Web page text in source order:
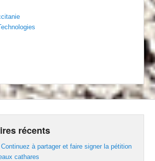
récents
Continuez à partager et faire signer la pétition
cathares